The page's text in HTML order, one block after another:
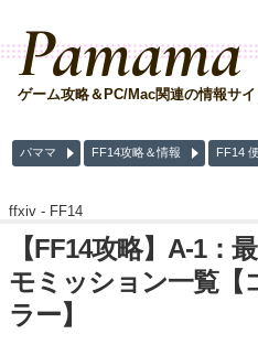
Pamama
ゲーム攻略＆PC/Mac関連の情報サ
パママ FF14攻略＆情報 FF14
ffxiv - FF14
【FF14攻略】A-1：
モミッション一覧【
ラー】